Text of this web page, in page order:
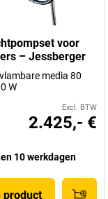
zelfs op maat
GmbH alleen al in
uiteenlopende
de allerhoogste
werk? Bij
voor
– Jessberger
media 80
W
Excl. BTW
2.425,- €
10 werkdagen
product